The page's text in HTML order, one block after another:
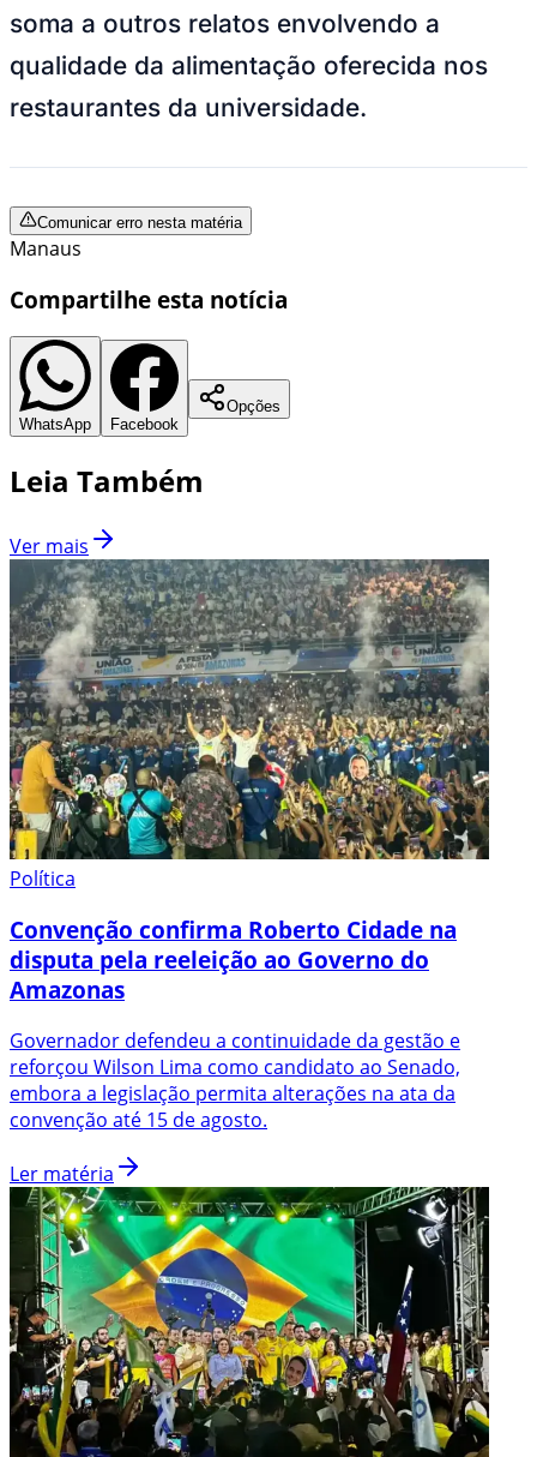
soma a outros relatos envolvendo a
qualidade da alimentação oferecida nos
restaurantes da universidade.
Comunicar erro nesta matéria
Manaus
Compartilhe esta notícia
WhatsApp Facebook
Opções
Leia Também
Ver mais
Política
Convenção confirma Roberto Cidade na
disputa pela reeleição ao Governo do
Amazonas
Governador defendeu a continuidade da gestão e
reforçou Wilson Lima como candidato ao Senado,
embora a legislação permita alterações na ata da
convenção até 15 de agosto.
Ler matéria